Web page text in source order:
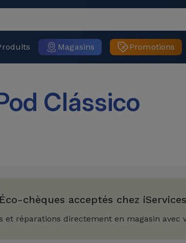
Magasins Promotions
Clássico
Éco-chèques acceptés chez iServices
et réparations directement en magasin avec